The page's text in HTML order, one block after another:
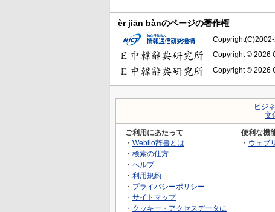
èr jiān bànのページの著作権
Copyright © 2026
Copyright © 2026
ビジ
文
ご利用にあたって
・ Weblio辞書とは
・ 検索の仕方
・ ヘルプ
・ 利用規約
・ プライバシーポリシー
・ サイトマップ
・ クッキー・アクセスデータに
便利な機
・ ウェブ